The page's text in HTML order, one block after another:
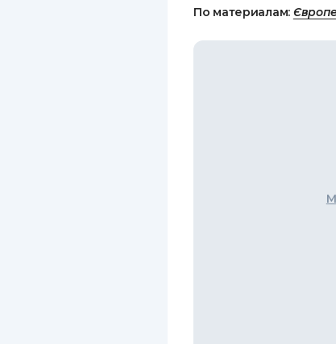
По материалам: